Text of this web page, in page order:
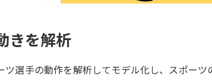
きを解析
ツ選手の動作を解析してモデル化し、スポー